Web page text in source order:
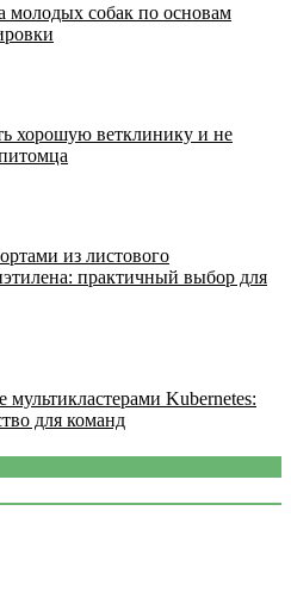
молодых собак по основам
хорошую ветклинику и не
из листового
практичный выбор для
мультикластерами Kubernetes:
для команд